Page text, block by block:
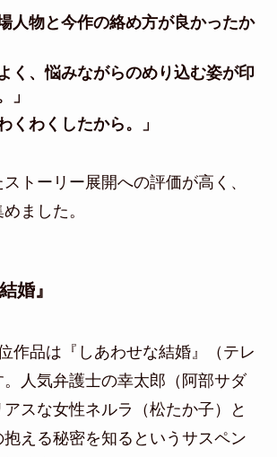
人物と今作の絡め方が良かったか
く、悩みながらのめり込む姿が印
」
くわくしたから。」
トーリー展開への評価が高く、
ました。
婚』
作品は『しあわせな結婚』（テレ
。人気弁護士の幸太郎（阿部サダ
スな女性ネルラ（松たか子）と
える秘密を知るというサスペン